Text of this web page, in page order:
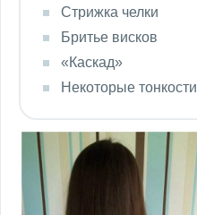
Стрижка челки
Бритье висков
«Каскад»
Некоторые тонкости